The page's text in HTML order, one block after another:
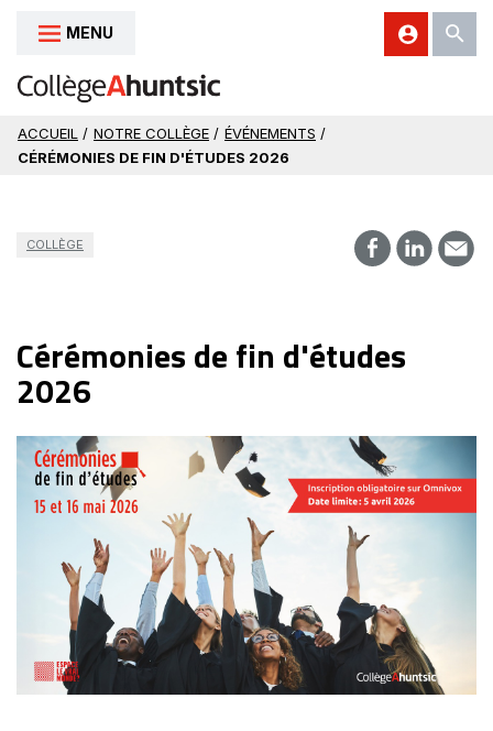
Aller au contenu
MENU
ACCUEIL / NOTRE COLLÈGE / ÉVÉNEMENTS /
CÉRÉMONIES DE FIN D'ÉTUDES 2026
COLLÈGE
Cérémonies de fin d'études
2026